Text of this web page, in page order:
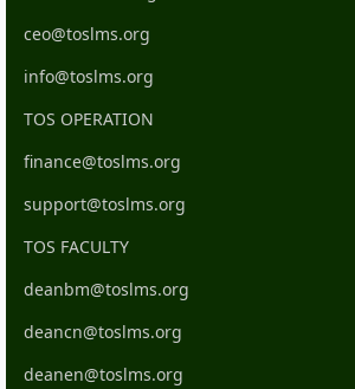
ceo@toslms.org
info@toslms.org
TOS OPERATION
finance@toslms.org
support@toslms.org
TOS FACULTY
deanbm@toslms.org
deancn@toslms.org
deanen@toslms.org